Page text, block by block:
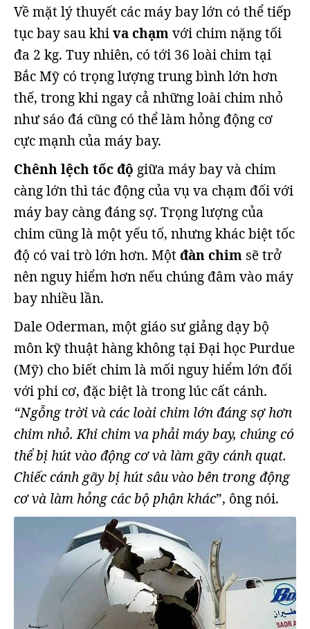
Về mặt lý thuyết các máy bay lớn có thể tiếp
tục bay sau khiva chạmvới chim nặng tối
đa 2 kg. Tuy nhiên, có tới 36 loài chim tại
Bắc Mỹ có trọng lượng trung bình lớn hơn
thế, trong khi ngay cả những loài chim nhỏ
như sáo đá cũng có thể làm hỏng động cơ
cực mạnh của máy bay.
Chênh lệch tốc độ giữa máy bay và chim
càng lớn thì tác động của vụ va chạm đối với
máy bay càng đáng sợ. Trọng lượng của
chim cũng là một yếu tố, nhưng khác biệt tốc
độ có vai trò lớn hơn. Mộtđàn chim sẽ trở
nên nguy hiểm hơn nếu chúng đâm vào máy
bay nhiều lần.
Dale Oderman, một giáo sư giảng dạy bộ
môn kỹ thuật hàng không tại Đại học Purdue
(Mỹ) cho biết chim là mối nguy hiểm lớn đối
với phi cơ, đặc biệt là trong lúc cất cánh.
“Ngỗng trời và các loài chim lớn đáng sợ hơn
chim nhỏ. Khi chim va phải máy bay, chúng có
thể bị hút vào động cơ và làm gãy cánh quạt.
Chiếc cánh gãy bị hút sâu vào bên trong động
cơ và làm hỏng các bộ phận khác”, ông nói.